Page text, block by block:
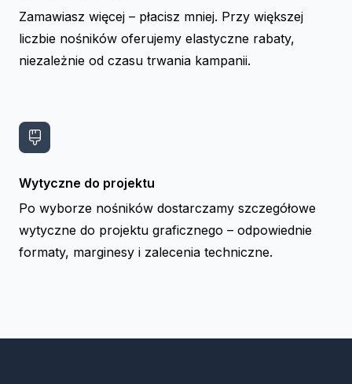
Zamawiasz więcej – płacisz mniej. Przy większej
liczbie nośników oferujemy elastyczne rabaty,
niezależnie od czasu trwania kampanii.
Wytyczne do projektu
Po wyborze nośników dostarczamy szczegółowe
wytyczne do projektu graficznego – odpowiednie
formaty, marginesy i zalecenia techniczne.